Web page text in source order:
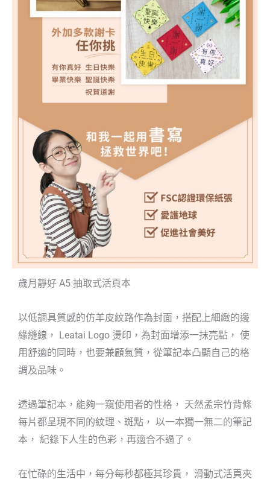
歲月靜好 A5 抽取式活頁本
以低調具質感的仿羊皮紋路作為封面，搭配上細緻的邊
緣縫線， Leatai Logo 燙印，為封面增添一抹亮點， 使
用舒適的同時，也要兼顧氣質，從筆記本凸顯自己的格
調及品味。
透過筆記本，能夠一窺使用者的性格， 天然孟宗竹背條
每片都呈現不同的紋理、斑點， 以一本獨一無二的筆記
本， 紀錄下人生的色彩，再適合不過了。
在忙碌的生活中，每分每秒都極其珍貴， 滑動式活頁夾